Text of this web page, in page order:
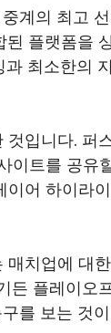
계의 최고
플랫폼을
최소한의
입니다. 퍼
이트를 공유
어 하이라
치업에 대
든 플레이오
를 보는 것